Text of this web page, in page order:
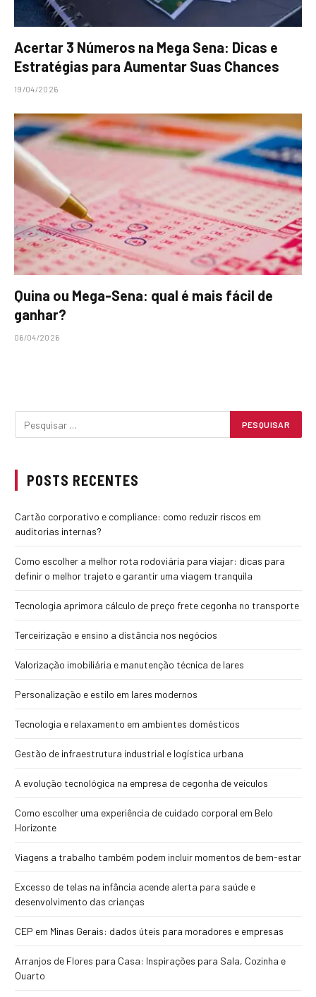
Acertar 3 Números na Mega Sena: Dicas e
Estratégias para Aumentar Suas Chances
19/04/2026
Quina ou Mega-Sena: qual é mais fácil de
ganhar?
06/04/2026
POSTS RECENTES
Cartão corporativo e compliance: como reduzir riscos em
auditorias internas?
Como escolher a melhor rota rodoviária para viajar: dicas para
definir o melhor trajeto e garantir uma viagem tranquila
Tecnologia aprimora cálculo de preço frete cegonha no transporte
Terceirização e ensino a distância nos negócios
Valorização imobiliária e manutenção técnica de lares
Personalização e estilo em lares modernos
Tecnologia e relaxamento em ambientes domésticos
Gestão de infraestrutura industrial e logística urbana
A evolução tecnológica na empresa de cegonha de veículos
Como escolher uma experiência de cuidado corporal em Belo
Horizonte
Viagens a trabalho também podem incluir momentos de bem-estar
Excesso de telas na infância acende alerta para saúde e
desenvolvimento das crianças
CEP em Minas Gerais: dados úteis para moradores e empresas
Arranjos de Flores para Casa: Inspirações para Sala, Cozinha e
Quarto